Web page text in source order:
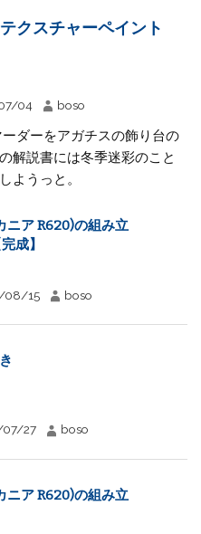
クスチャーペイント
04 boso
ダーをアガチスの飾り台の
解説書には冬季迷彩のこと
ようっと。
ニア R620)の組み立
成】
08/15 boso
07/27 boso
ニア R620)の組み立